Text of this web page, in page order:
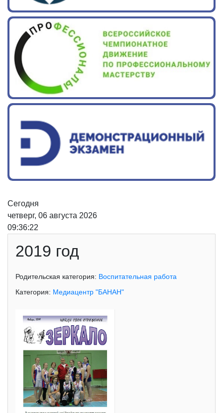
Сегодня
четверг, 06 августа 2026
09:36:22
2019 год
Родительская категория: Воспитательная работа
Категория: Медиацентр "БАНАН"